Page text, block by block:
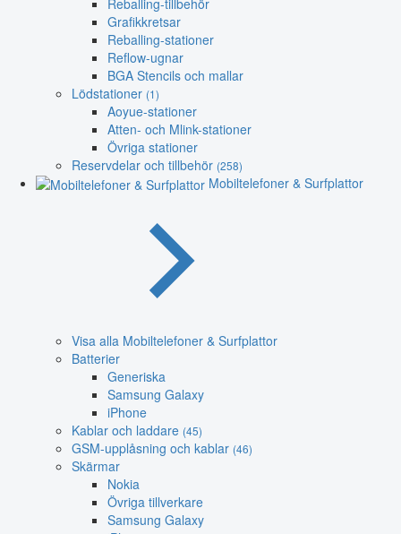
Grafikkretsar
Reballing-stationer
Reflow-ugnar
BGA Stencils och mallar
Lödstationer (1)
Aoyue-stationer
Atten- och Mlink-stationer
Övriga stationer
Reservdelar och tillbehör (258)
Mobiltelefoner & Surfplattor
Visa alla Mobiltelefoner & Surfplattor
Batterier
Generiska
Samsung Galaxy
iPhone
Kablar och laddare (45)
GSM-upplåsning och kablar (46)
Skärmar
Nokia
Övriga tillverkare
Samsung Galaxy